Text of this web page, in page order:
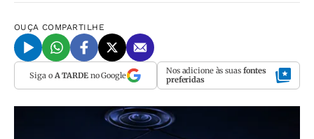
OUÇA COMPARTILHE
Siga o A TARDEno Google Nos adicione às suas fontes
preferidas